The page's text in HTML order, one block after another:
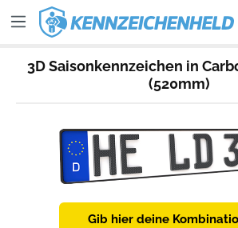
3D Saisonkennzeichen in
(520mm)
Gib hier deine